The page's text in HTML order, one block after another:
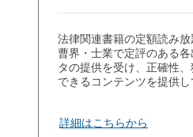
法律関連書籍の定額読み
曹界・士業で定評のある
タの提供を受け、正確性
できるコンテンツを提供し
詳細はこちらから